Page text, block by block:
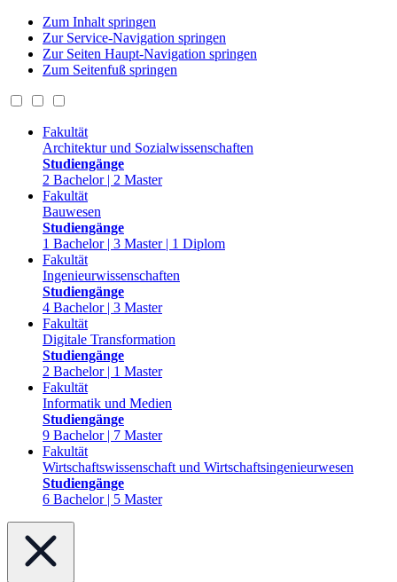
Zum Inhalt springen
Zur Service-Navigation springen
Zur Seiten Haupt-Navigation springen
Zum Seitenfuß springen
Fakultät
Architektur und Sozialwissenschaften
Studiengänge
2 Bachelor | 2 Master
Fakultät
Bauwesen
Studiengänge
1 Bachelor | 3 Master | 1 Diplom
Fakultät
Ingenieurwissenschaften
Studiengänge
4 Bachelor | 3 Master
Fakultät
Digitale Transformation
Studiengänge
2 Bachelor | 1 Master
Fakultät
Informatik und Medien
Studiengänge
9 Bachelor | 7 Master
Fakultät
Wirtschaftswissenschaft und Wirtschaftsingenieurwesen
Studiengänge
6 Bachelor | 5 Master